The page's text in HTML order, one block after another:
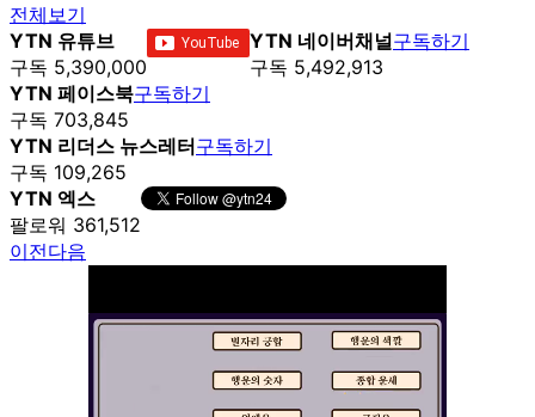
전체보기
YTN 유튜브
구독 5,390,000
YTN 네이버채널
구독 5,492,913
구독하기
YTN 페이스북
구독 703,845
구독하기
YTN 리더스 뉴스레터
구독 109,265
구독하기
YTN 엑스
팔로워 361,512
이전다음